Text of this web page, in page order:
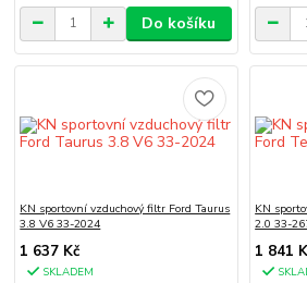
Do košíku
KN sportovní vzduchový filtr Ford Taurus
3.8 V6 33-2024
1 637 Kč
SKLADEM
KN
2.0 33-
1 841